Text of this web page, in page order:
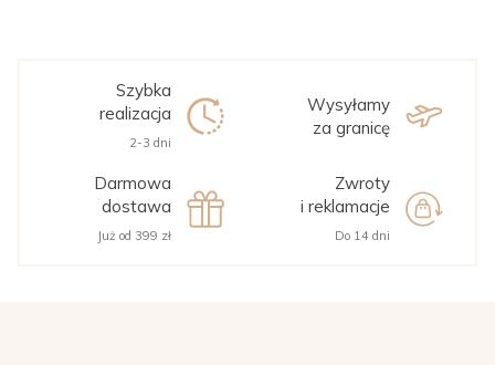
Szybka
realizacja
2-3 dni
Wysyłamy
za granicę
Darmowa
dostawa
Już od 399 zł
Zwroty
i reklamacje
Do 14 dni